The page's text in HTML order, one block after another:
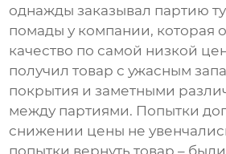
однажды заказывал партию
помады у компании, которая
качество по самой низкой
получил товар с ужасным
покрытия и заметными
между партиями. Попытки
снижении цены не